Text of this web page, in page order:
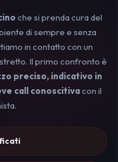
che si prenda cura del
di sempre e senza
in contatto con un
Il primo confronto è
preciso, indicativo in
call conoscitivacon il